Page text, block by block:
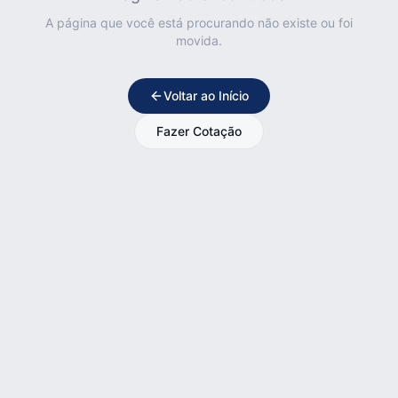
A página que você está procurando não existe ou foi
movida.
Voltar ao Início
Fazer Cotação